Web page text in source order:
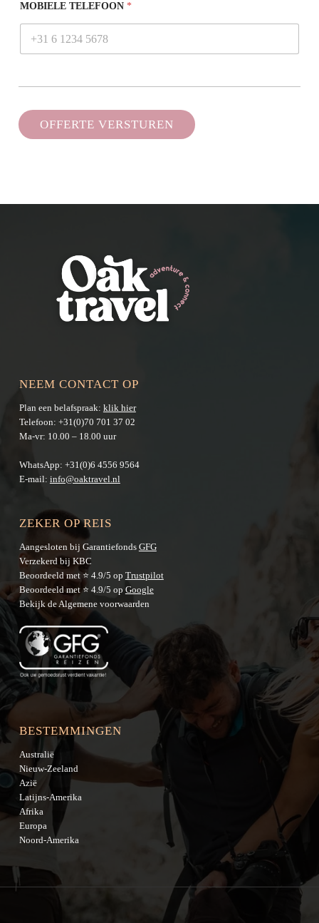
MOBIELE TELEFOON *
OFFERTE VERSTUREN
NEEM CONTACT OP
Plan een belafspraak: klik hier
Telefoon: +31(0)70 701 37 02
Ma-vr: 10.00 – 18.00 uur
WhatsApp: +31(0)6 4556 9564
E-mail: info@oaktravel.nl
ZEKER OP REIS
Aangesloten bij Garantiefonds GFG
Verzekerd bij KBC
Beoordeeld met ⭐ 4.9/5 op Trustpilot
Beoordeeld met ⭐ 4.9/5 op Google
Bekijk deAlgemene voorwaarden
BESTEMMINGEN
Australië
Nieuw-Zeeland
Azië
Latijns-Amerika
Afrika
Europa
Noord-Amerika